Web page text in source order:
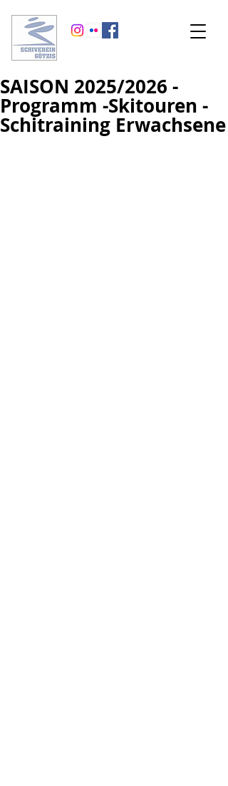
SAISON 2025/2026 -
Programm -Skitouren -
Schitraining Erwachsene